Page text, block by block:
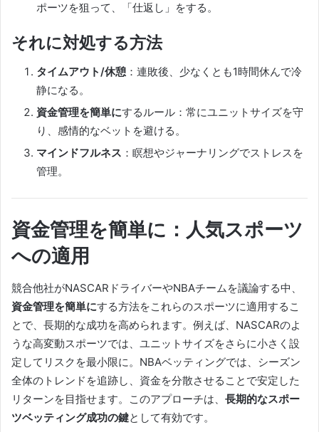
ポーツを狙って、「仕返し」をする。
それに対処する方法
タイムアウト/休憩 ：連敗後、少なくとも1時間休んで冷
静になる。
資金管理を簡単にするルール：常にユニットサイズを守
り、感情的なベットを避ける。
マインドフルネス ：瞑想やジャーナリングでストレスを
管理。
資金管理を簡単に：人気スポーツ
への適用
競合他社がNASCARドライバーやNBAチームを議論する中、
資金管理を簡単にする方法をこれらのスポーツに適用するこ
とで、長期的な成功を高められます。例えば、NASCARのよ
うな高変動スポーツでは、ユニットサイズをさらに小さく設
定してリスクを最小限に。NBAベッティングでは、シーズン
全体のトレンドを追跡し、資金を分散させることで安定した
リターンを目指せます。このアプローチは、 長期的なスポー
ツベッティング成功の鍵として有効です。